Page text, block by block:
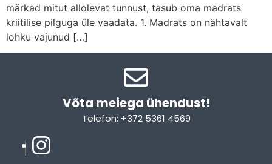
märkad mitut allolevat tunnust, tasub oma madrats
kriitilise pilguga üle vaadata. 1. Madrats on nähtavalt
lohku vajunud […]
Võta meiega ühendust!​
Telefon: +372 5361 4569